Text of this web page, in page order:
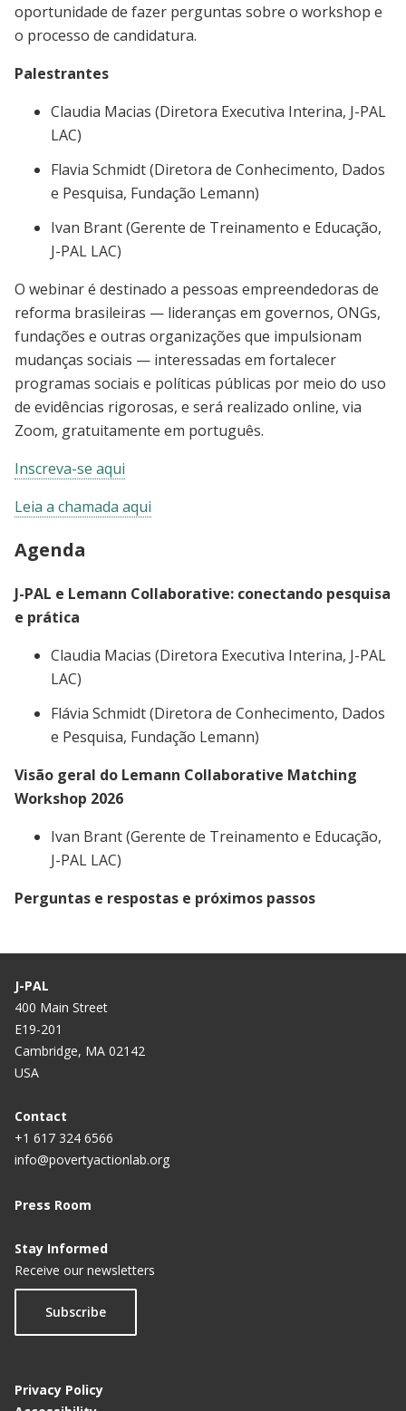
oportunidade de fazer perguntas sobre o workshop e
o processo de candidatura.
Palestrantes
Claudia Macias (Diretora Executiva Interina, J-PAL
LAC)
Flavia Schmidt (Diretora de Conhecimento, Dados
e Pesquisa, Fundação Lemann)
Ivan Brant (Gerente de Treinamento e Educação,
J-PAL LAC)
O webinar é destinado a pessoas empreendedoras de
reforma brasileiras — lideranças em governos, ONGs,
fundações e outras organizações que impulsionam
mudanças sociais — interessadas em fortalecer
programas sociais e políticas públicas por meio do uso
de evidências rigorosas, e será realizado online, via
Zoom, gratuitamente em português.
Inscreva-se aqui
Leia a chamada aqui
Agenda
J-PAL e Lemann Collaborative: conectando pesquisa
e prática
Claudia Macias (Diretora Executiva Interina, J-PAL
LAC)
Flávia Schmidt (Diretora de Conhecimento, Dados
e Pesquisa, Fundação Lemann)
Visão geral do Lemann Collaborative Matching
Workshop 2026
Ivan Brant (Gerente de Treinamento e Educação,
J-PAL LAC)
Perguntas e respostas e próximos passos
J-PAL
400 Main Street
E19-201
Cambridge, MA 02142
USA
Contact
+1 617 324 6566
info@povertyactionlab.org
Press Room
Stay Informed
Receive our newsletters
Subscribe
Privacy Policy